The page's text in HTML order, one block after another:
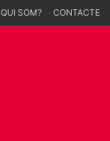
QUI SOM? CONTACTE